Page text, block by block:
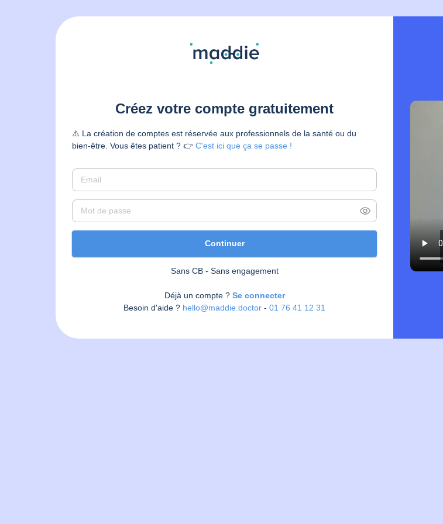
Créez votre compte gratuitement
⚠️ La création de comptes est réservée aux professionnels de la santé ou du
bien-être. Vous êtes patient ? 👉C'est ici que ça se passe !
Continuer
Sans CB - Sans engagement
Déjà un compte ? Se connecter
Besoin d'aide ? hello@maddie.doctor -01 76 41 12 31